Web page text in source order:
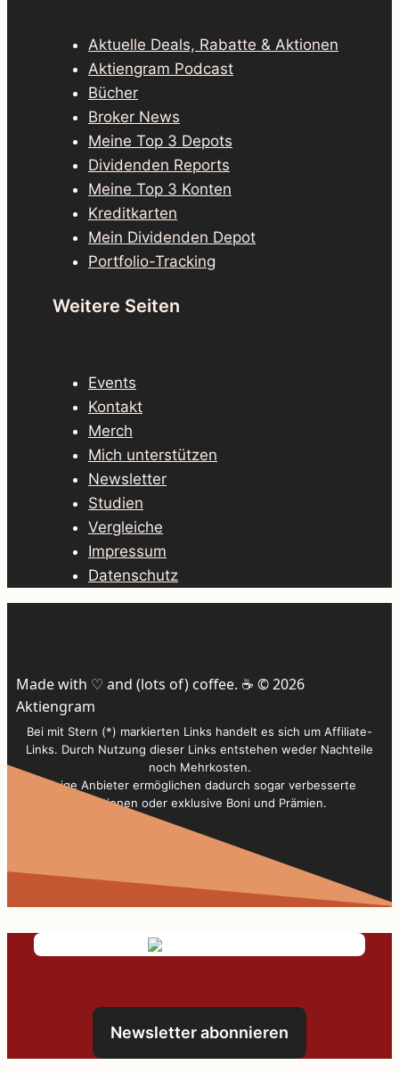
Aktuelle Deals, Rabatte & Aktionen
Aktiengram Podcast
Bücher
Broker News
Meine Top 3 Depots
Dividenden Reports
Meine Top 3 Konten
Kreditkarten
Mein Dividenden Depot
Portfolio-Tracking
Weitere Seiten
Events
Kontakt
Merch
Mich unterstützen
Newsletter
Studien
Vergleiche
Impressum
Datenschutz
Made with ♡ and (lots of) coffee. ☕️ © 2026
Aktiengram
Bei mit Stern (*) markierten Links handelt es sich um Affiliate-
Links. Durch Nutzung dieser Links entstehen weder Nachteile
noch Mehrkosten.
Einige Anbieter ermöglichen dadurch sogar verbesserte
Konditionen oder exklusive Boni und Prämien.
Newsletter abonnieren